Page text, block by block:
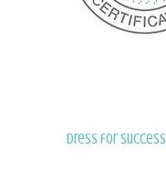
Dress for Success